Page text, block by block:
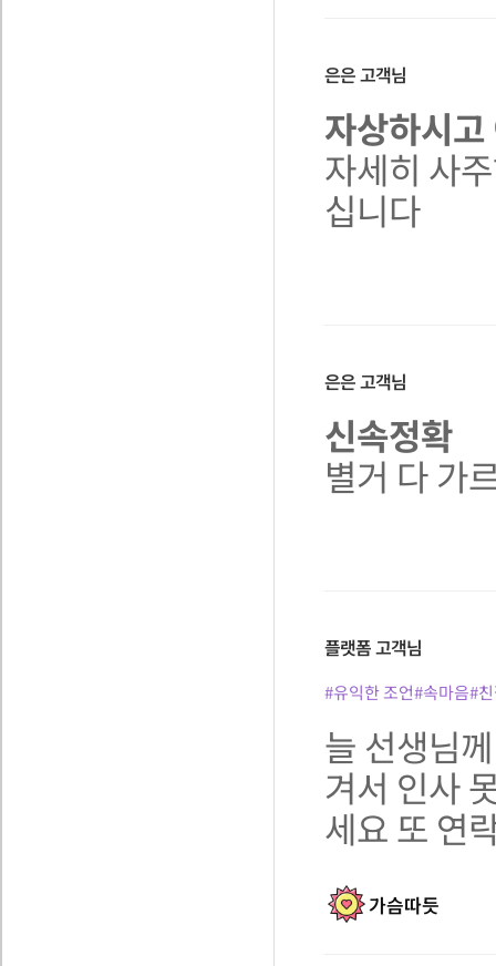
은은고객님
자상하시
자세히 사
십니다
은은고객님
신속정확
별거 다 가
플랫폼고객님
#유익한 조언#속마음#
늘 선생님
겨서 인사
세요 또 연
가슴따듯